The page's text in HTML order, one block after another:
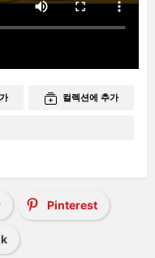
컬렉션에 추가
Pinterest